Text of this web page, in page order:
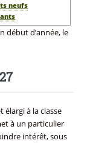
neufs
début d’année, le
élargi à la classe
à un particulier
intérêt, sous